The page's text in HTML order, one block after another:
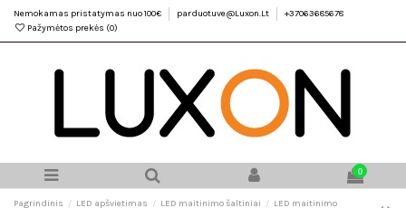
Nemokamas pristatymas nuo 100€ parduotuve@Luxon.Lt
+37063685678
Pažymėtos prekės (0)
0
Pagrindinis LED apšvietimas LED maitinimo šaltiniai
LED maitinimo